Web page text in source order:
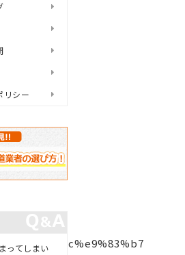
リシー
ってしまい